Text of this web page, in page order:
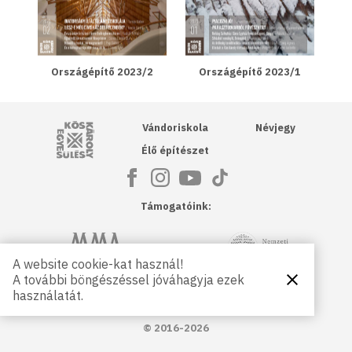
Országépítő 2023/2 Országépítő 2023/1
Kós Károly Egyesülés
Vándoriskola
Élő építészet
Névjegy
Támogatóink:
Magyar Művészeti Akadémia NKA
Petőfi Kulturális Ügynökség
© 2016-2026
A website cookie-kat használ!
A további böngészéssel jóváhagyja ezek
használatát.
Bezárás